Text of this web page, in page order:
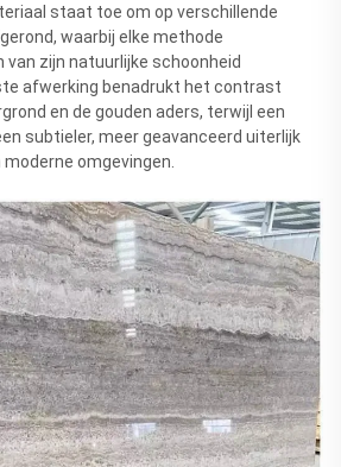
staat toe om op verschillende
waarbij elke methode
zijn natuurlijke schoonheid
afwerking benadrukt het contrast
en de gouden aders, terwijl een
subtieler, meer geavanceerd uiterlijk
omgevingen.